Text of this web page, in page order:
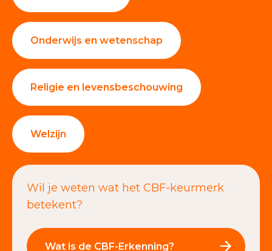
Onderwijs en wetenschap
Religie en levensbeschouwing
Welzijn
Wil je weten wat het CBF-keurmerk
betekent?
Wat is de CBF-Erkenning?